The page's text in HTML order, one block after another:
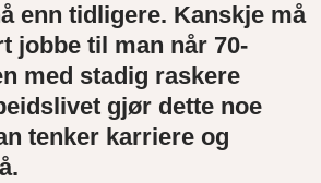
enn tidligere. Kanskje må
jobbe til man når 70-
med stadig raskere
gjør dette noe
tenker karriere og